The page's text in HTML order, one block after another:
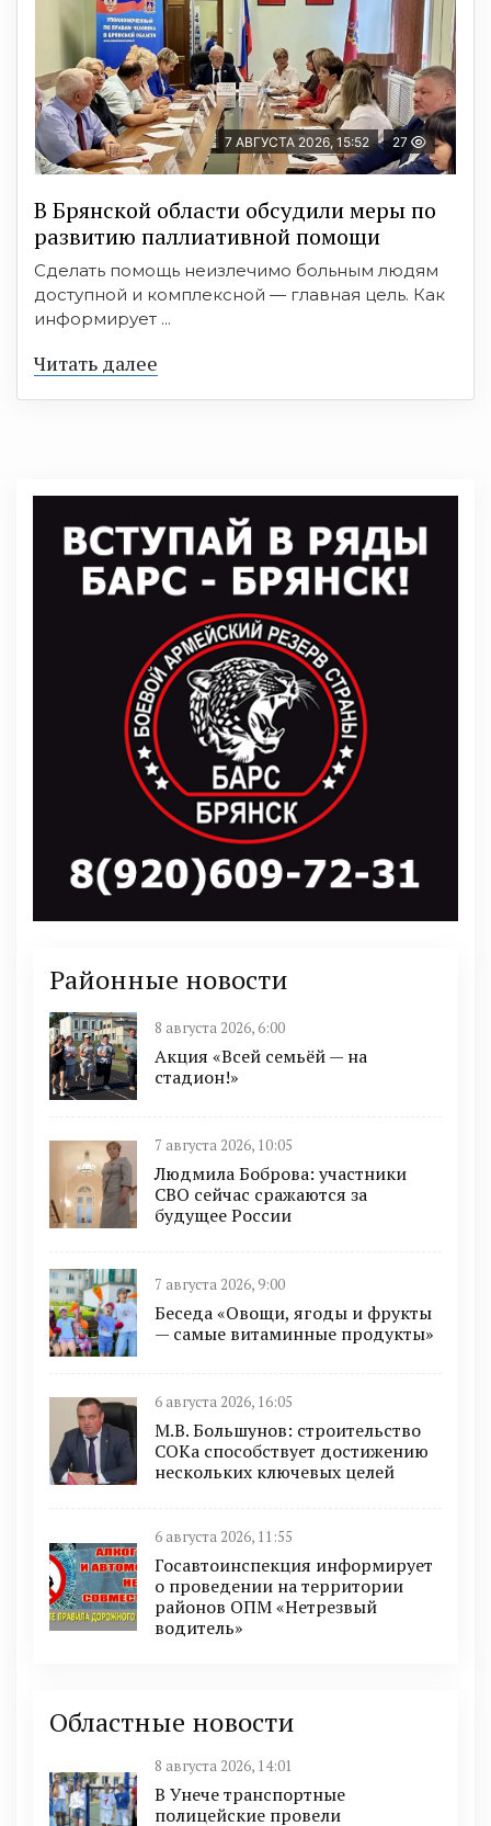
7 АВГУСТА 2026, 15:52 27
В Брянской области обсудили меры по
развитию паллиативной помощи
Сделать помощь неизлечимо больным людям
доступной и комплексной — главная цель. Как
информирует ...
Читать далее
Районные новости
8 августа 2026, 6:00
Акция «Всей семьёй — на
стадион!»
7 августа 2026, 10:05
Людмила Боброва: участники
СВО сейчас сражаются за
будущее России
7 августа 2026, 9:00
Беседа «Овощи, ягоды и фрукты
— самые витаминные продукты»
6 августа 2026, 16:05
М.В. Большунов: строительство
СОКа способствует достижению
нескольких ключевых целей
6 августа 2026, 11:55
Госавтоинспекция информирует
о проведении на территории
районов ОПМ «Нетрезвый
водитель»
Областные новости
8 августа 2026, 14:01
В Унече транспортные
полицейские провели